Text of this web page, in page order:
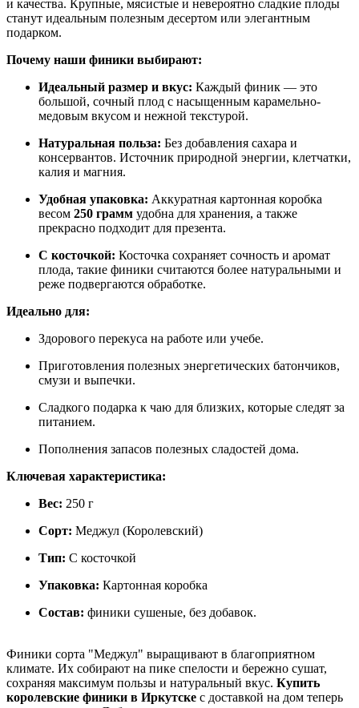
и качества. Крупные, мясистые и невероятно сладкие плоды
станут идеальным полезным десертом или элегантным
подарком.
Почему наши финики выбирают:
Идеальный размер и вкус: Каждый финик — это
большой, сочный плод с насыщенным карамельно-
медовым вкусом и нежной текстурой.
Натуральная польза: Без добавления сахара и
консервантов. Источник природной энергии, клетчатки,
калия и магния.
Удобная упаковка: Аккуратная картонная коробка
весом 250 грамм удобна для хранения, а также
прекрасно подходит для презента.
С косточкой: Косточка сохраняет сочность и аромат
плода, такие финики считаются более натуральными и
реже подвергаются обработке.
Идеально для:
Здорового перекуса на работе или учебе.
Приготовления полезных энергетических батончиков,
смузи и выпечки.
Сладкого подарка к чаю для близких, которые следят за
питанием.
Пополнения запасов полезных сладостей дома.
Ключевая характеристика:
Вес: 250 г
Сорт: Меджул (Королевский)
Тип: С косточкой
Упаковка: Картонная коробка
Состав: финики сушеные, без добавок.
Финики сорта "Меджул" выращивают в благоприятном
климате. Их собирают на пике спелости и бережно сушат,
сохраняя максимум пользы и натуральный вкус. Купить
королевские финики в Иркутске с доставкой на дом теперь